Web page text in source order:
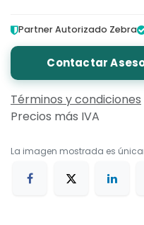
Partner Autorizado Zebra
Contactar
Términos y condiciones
Precios más IVA
La imagen mostrada es